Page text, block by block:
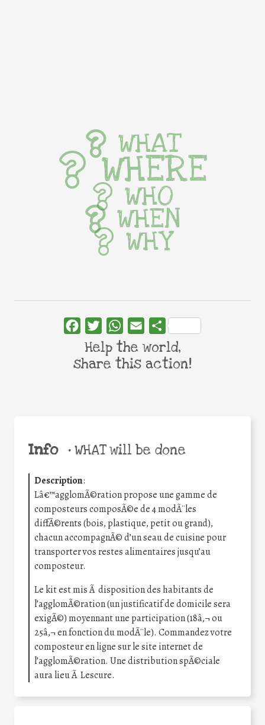
Info •WHAT will be done
Description:
Lâ€™agglomÃ©ration propose une gamme de
composteurs composÃ©e de 4 modÃ¨les
diffÃ©rents (bois, plastique, petit ou grand),
chacun accompagnÃ© d’un seau de cuisine pour
transporter vos restes alimentaires jusqu’au
composteur.
Le kit est mis Ã disposition des habitants de
l’agglomÃ©ration (un justificatif de domicile sera
exigÃ©) moyennant une participation (18â‚¬ ou
25â‚¬ en fonction du modÃ¨le). Commandez votre
composteur en ligne sur le site internet de
l’agglomÃ©ration. Une distribution spÃ©ciale
aura lieu Ã Lescure.
WHAT
WHERE
WHO
WHEN
WHY
FacebookTwitterWhatsApp
Email Share
Help the world,
share this action!